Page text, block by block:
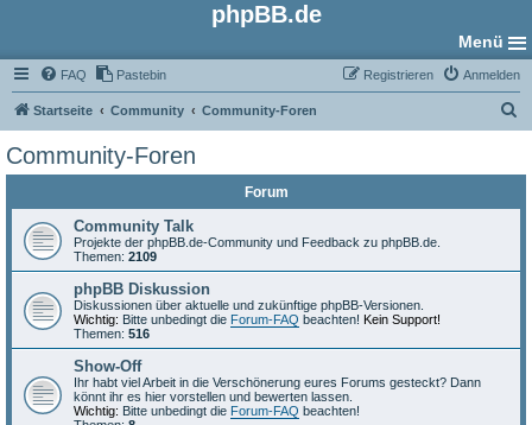
phpBB.de
Menü
FAQ Pastebin Anmelden
Registrieren
Startseite Community Community-Foren
Community-Foren
Forum
Community Talk
Projekte der phpBB.de-Community und Feedback zu phpBB.de.
Themen: 2109
phpBB Diskussion
Diskussionen über aktuelle und zukünftige phpBB-Versionen.
Wichtig: Bitte unbedingt die Forum-FAQ beachten! Kein Support!
Themen: 516
Show-Off
Ihr habt viel Arbeit in die Verschönerung eures Forums gesteckt? Dann
könnt ihr es hier vorstellen und bewerten lassen.
Wichtig: Bitte unbedingt die Forum-FAQ beachten!